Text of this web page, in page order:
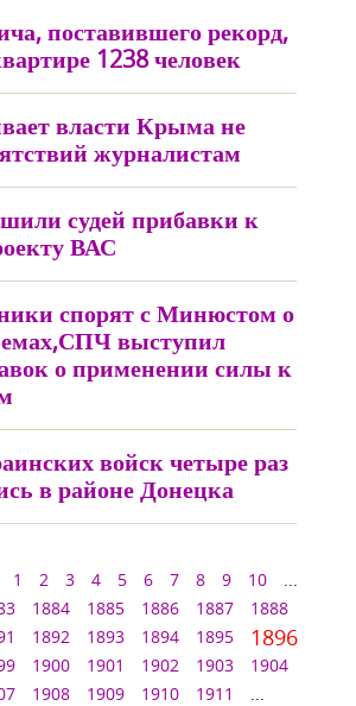
поставившего рекорд,
1238 человек
власти Крыма не
журналистам
судей прибавки к
ВАС
спорят с Минюстом о
выступил
о применении силы к
войск четыре раз
в районе Донецка
1 2 3 4 5 6 7 8 9 10
...
1884 1885 1886 1887
1888
1892 1893 1894 1895 1896
1900 1901 1902 1903
1904
1908 1909 1910 1911
...